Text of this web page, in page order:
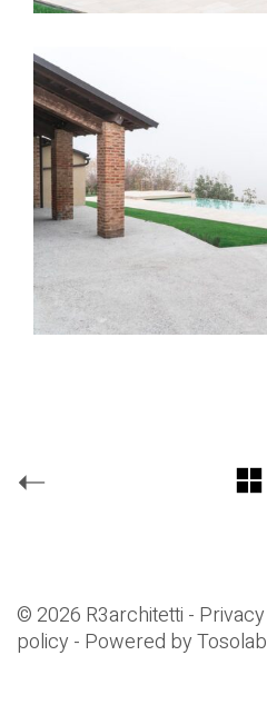
© 2026 R3architetti - Privacy
policy - Powered byTosolab